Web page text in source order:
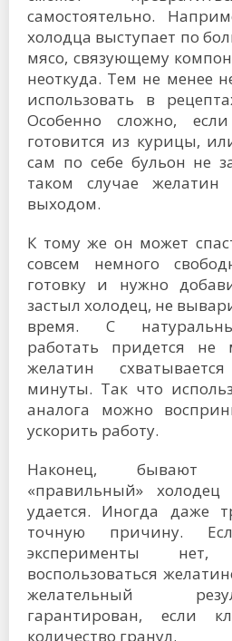
самостоятельно.
холодца выступает по
мясо, связующему
неоткуда. Тем не менее
использовать в
Особенно сложно,
готовится из курицы,
сам по себе бульон не
таком случае желатин
выходом.
К тому же он может
совсем немного
готовку и нужно
застыл холодец, не
время. С
работать придется
желатин
минуты. Так что
аналога можно
ускорить работу.
Наконец, бывают
«правильный»
удается. Иногда даже
точную причину.
эксперименты
воспользоваться
желательный
гарантирован, если
количество гранул.